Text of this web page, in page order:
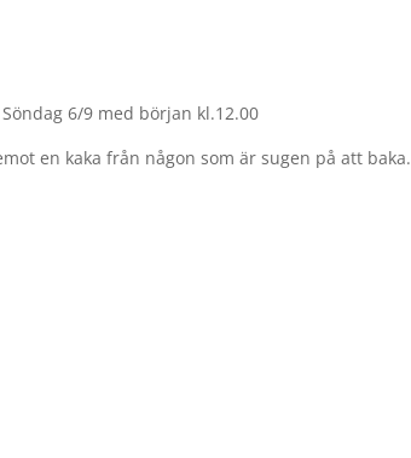
6/9 med början kl.12.00
en kaka från någon som är sugen på att baka.